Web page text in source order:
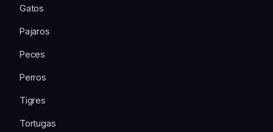
Gatos
Pajaros
Peces
Perros
Tigres
Tortugas